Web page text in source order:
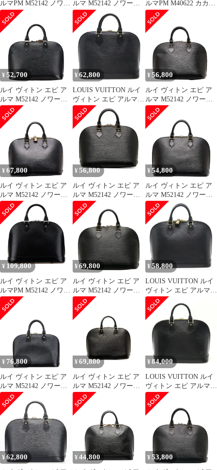
ルマPM M52142 ノワー
ル ブラック レザー レ
ディース LOUIS
VUITTON【1-
0096777】
ルマ M52142 ノワール
ブラック レザー レディ
ース LOUIS
VUITTON【1-
0169596】
ルマPM M40622 カカオ
ブラウン レザー レディ
ース LOUIS
VUITTON【1-
0233706】
¥ 52,700
ルイ ヴィトン エピ ア
ルマ M52142 ノワール
ブラック レザー レディ
ース LOUIS
VUITTON【1-
0163573】
¥ 62,800
LOUIS VUITTON ルイ
ヴィトン エピ アルマ
ハンドバッグ レザー ノ
ワール 黒 ブラック ゴ
ールド金具 M52142
¥ 56,800
ルイ ヴィトン エピ ア
ルマ M52142 ノワール
ブラック レザー レディ
ース LOUIS
VUITTON【1-
0147415】
¥ 67,800
ルイ ヴィトン エピ ア
ルマ M52142 ノワール
ブラック レザー レディ
ース LOUIS
VUITTON【1-
0148981】
¥ 56,800
ルイ ヴィトン エピ ア
ルマ M52142 ノワール
ブラック レザー レディ
ース LOUIS
VUITTON【1-
0131312】
¥ 54,800
ルイ ヴィトン エピ ア
ルマ M52142 ノワール
ブラック レザー レディ
ース LOUIS
VUITTON【1-
0143686】
¥ 109,800
ルイ ヴィトン エピ ア
ルマPM M52142 ノワー
ル ブラック レザー レ
ディース LOUIS
VUITTON【229-
¥ 69,800
ルイ ヴィトン エピ ア
ルマ M52142 ノワール
ブラック レザー レディ
ース LOUIS
VUITTON【1-
0137548】
¥ 58,800
LOUIS VUITTON ルイ
ヴィトン エピ アルマ
ハンドバッグ レザー ノ
ワール 黒 ブラック ゴ
ールド金具 M52142
¥ 76,800
ルイ ヴィトン エピ ア
ルマ M52142 ノワール
ブラック レザー レディ
ース LOUIS
VUITTON【222-
91690】
¥ 69,800
ルイ ヴィトン エピ ア
ルマ M52142 ノワール
ブラック レザー レディ
ース LOUIS
VUITTON【214-
¥ 84,000
LOUIS VUITTON ルイ
ヴィトン エピ アルマ
ハンドバッグ レザー ノ
ワール 黒 ブラック ゴ
ールド金具 M52142
¥62,800 ¥ 44,800 ¥ 53,800